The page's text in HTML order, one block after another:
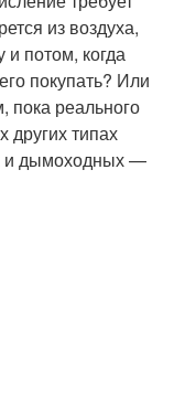
из воздуха,
потом, когда
покупать? Или
пока реального
других типах
и дымоходных —